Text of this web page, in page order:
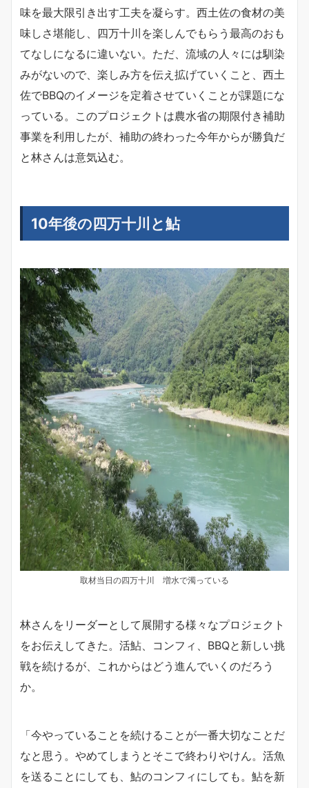
味を最大限引き出す工夫を凝らす。西土佐の食材の美
味しさ堪能し、四万十川を楽しんでもらう最高のおも
てなしになるに違いない。ただ、流域の人々には馴染
みがないので、楽しみ方を伝え拡げていくこと、西土
佐でBBQのイメージを定着させていくことが課題にな
っている。このプロジェクトは農水省の期限付き補助
事業を利用したが、補助の終わった今年からが勝負だ
と林さんは意気込む。
10年後の四万十川と鮎
取材当日の四万十川 増水で濁っている
林さんをリーダーとして展開する様々なプロジェクト
をお伝えしてきた。活鮎、コンフィ、BBQと新しい挑
戦を続けるが、これからはどう進んでいくのだろう
か。
「今やっていることを続けることが一番大切なことだ
なと思う。やめてしまうとそこで終わりやけん。活魚
を送ることにしても、鮎のコンフィにしても。鮎を新